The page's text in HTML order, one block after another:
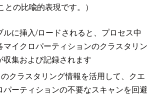
の比喩的表現です。）
ルに挿入/ロードされると、プロセス中
マイクロパーティションのクラスタリン
収集および記録されます
クラスタリング情報を活用して、クエ
パーティションの不要なスキャンを回避